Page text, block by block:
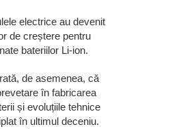
electrice au devenit
de creștere pentru
bateriilor Li-ion.
de asemenea, că
în fabricarea
și evoluțiile tehnice
în ultimul deceniu.